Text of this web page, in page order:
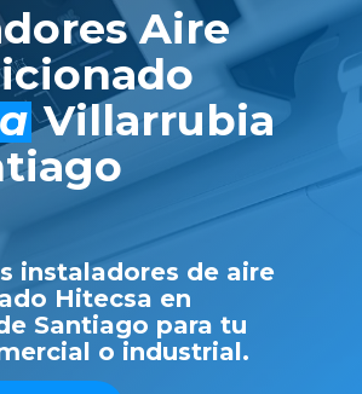
Aire
Villarrubia
instaladores de aire
Hitecsa en
Santiago para tu
o industrial.